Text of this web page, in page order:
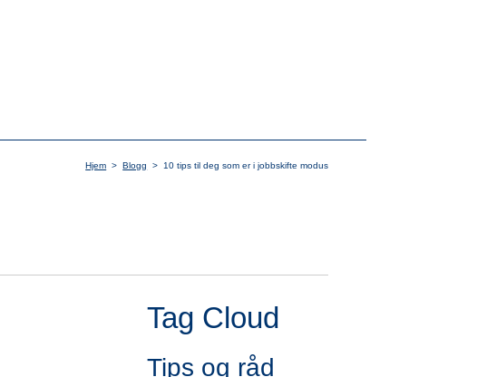
Hjem > Blogg > 10 tips til deg som er i jobbskifte modus
Tag Cloud
Tips og råd